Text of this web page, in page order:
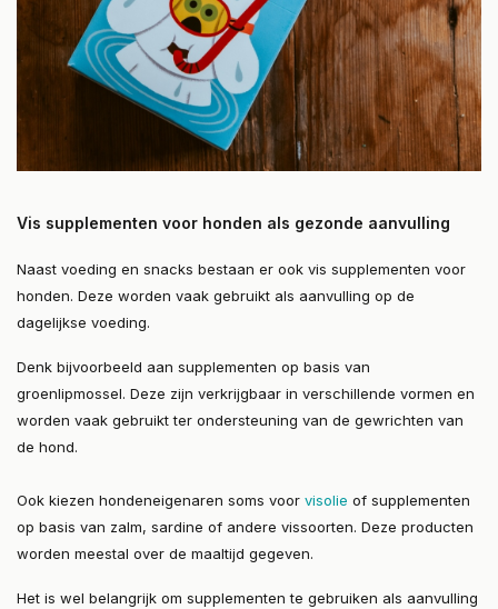
Vis supplementen voor honden als gezonde aanvulling
Naast voeding en snacks bestaan er ook vis supplementen voor
honden. Deze worden vaak gebruikt als aanvulling op de
dagelijkse voeding.
Denk bijvoorbeeld aan supplementen op basis van
groenlipmossel. Deze zijn verkrijgbaar in verschillende vormen en
worden vaak gebruikt ter ondersteuning van de gewrichten van
de hond.
Ook kiezen hondeneigenaren soms voor visolie of supplementen
op basis van zalm, sardine of andere vissoorten. Deze producten
worden meestal over de maaltijd gegeven.
Het is wel belangrijk om supplementen te gebruiken als aanvulling